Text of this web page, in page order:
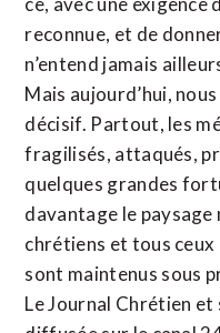
reconnue, et de
n’entend jamais
Mais aujourd’hui,
décisif. Partout, les
fragilisés, attaqués,
quelques grandes
davantage le
chrétiens et tous
sont maintenus sous
Le Journal Chrétien et